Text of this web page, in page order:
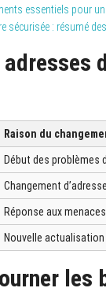
essentiels pour
sécurisée : résumé
Raison du
Début des problèmes
Changement
Réponse aux
Nouvelle
les